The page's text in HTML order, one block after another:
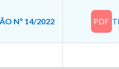
Nº 14/2022 PDF